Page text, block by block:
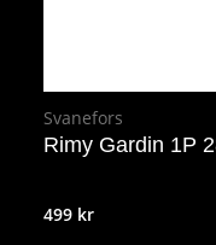
Svanefors
Rimy Gardin 1P
499 kr